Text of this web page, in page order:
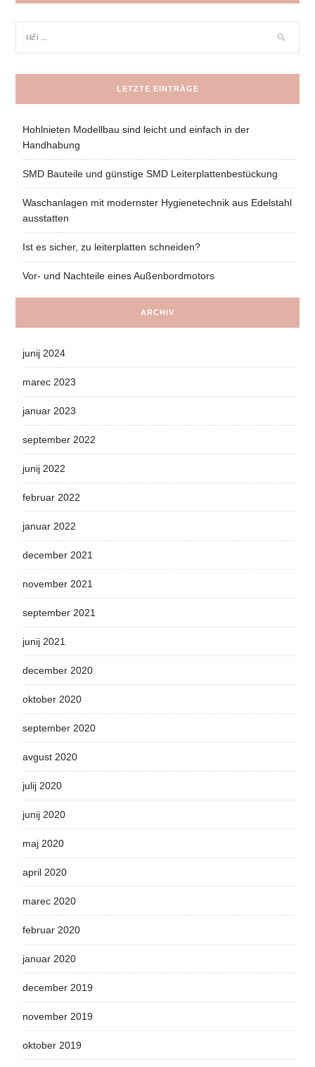
LETZTE EINTRÄGE
Hohlnieten Modellbau sind leicht und einfach in der
Handhabung
SMD Bauteile und günstige SMD Leiterplattenbestückung
Waschanlagen mit modernster Hygienetechnik aus Edelstahl
ausstatten
Ist es sicher, zu leiterplatten schneiden?
Vor- und Nachteile eines Außenbordmotors
ARCHIV
junij 2024
marec 2023
januar 2023
september 2022
junij 2022
februar 2022
januar 2022
december 2021
november 2021
september 2021
junij 2021
december 2020
oktober 2020
september 2020
avgust 2020
julij 2020
junij 2020
maj 2020
april 2020
marec 2020
februar 2020
januar 2020
december 2019
november 2019
oktober 2019